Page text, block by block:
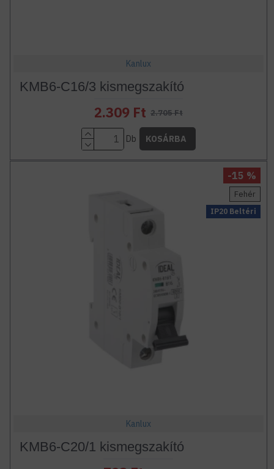
Kanlux
KMB6-C16/3 kismegszakító
2.309 Ft 2.705 Ft
Db KOSÁRBA
IP20 Beltéri
Fehér
-15 %
Kanlux
KMB6-C20/1 kismegszakító